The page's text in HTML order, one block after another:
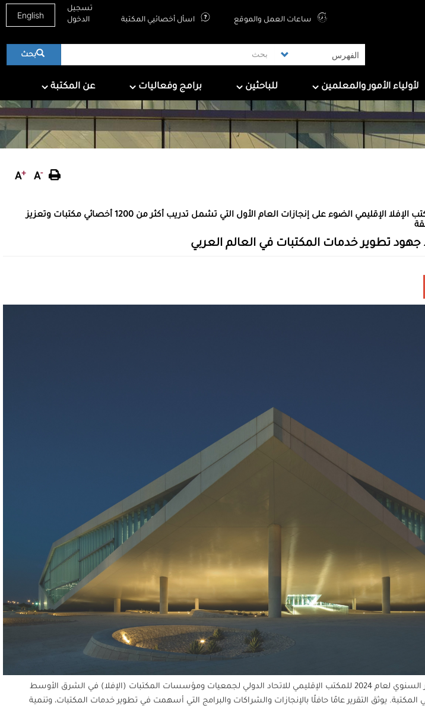
English ساعات العمل والموقع اسأل أخصائيي المكتبة
تسجيل
الدخول
بحث
For Parents & Educators
لأولياء الأمور والمعلمين
For Researchers
للباحثين
Programs & Events
برامج وفعاليات
About QNL
عن المكتبة
A+ A-
يسلط التقرير السنوي الأول لمكتب الإفلا الإقليمي الضوء على إنجازات العام الأول التي تشمل تدريب أكثر من 1200 أخصائي مكتبات وتعزيز
تطوير خدمات المكتبات في العالم العربي
أصدرت مكتبة قطر الوطنية التقرير السنوي لعام 2024 للمكتب الإقليمي للاتحاد الدولي لجمعيات ومؤسسات المكتبات (الإفلا) في الشرق الأوسط
يوثق التقرير عامًا حافلًا بالإنجازات والشراكات والبرامج التي أسهمت في تطوير خدمات المكتبات، وتنمية